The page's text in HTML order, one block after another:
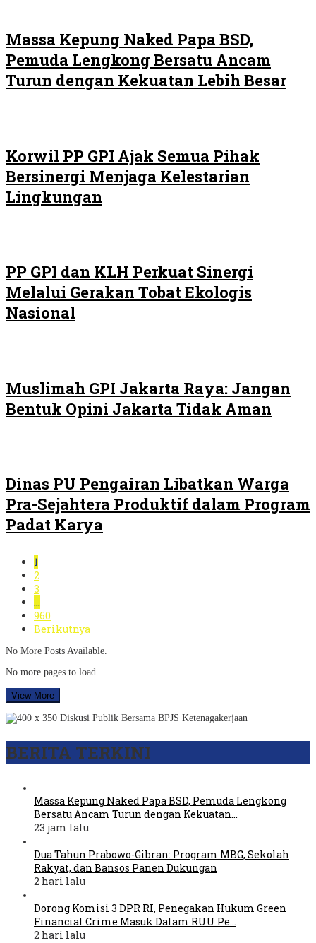
Massa Kepung Naked Papa BSD,
Pemuda Lengkong Bersatu Ancam
Turun dengan Kekuatan Lebih Besar
Korwil PP GPI Ajak Semua Pihak
Bersinergi Menjaga Kelestarian
Lingkungan
PP GPI dan KLH Perkuat Sinergi
Melalui Gerakan Tobat Ekologis
Nasional
Muslimah GPI Jakarta Raya: Jangan
Bentuk Opini Jakarta Tidak Aman
Dinas PU Pengairan Libatkan Warga
Pra-Sejahtera Produktif dalam Program
Padat Karya
1
2
3
…
960
Berikutnya
No More Posts Available.
No more pages to load.
View More
BERITA TERKINI
Massa Kepung Naked Papa BSD, Pemuda Lengkong
Bersatu Ancam Turun dengan Kekuatan…
23 jam lalu
Dua Tahun Prabowo-Gibran: Program MBG, Sekolah
Rakyat, dan Bansos Panen Dukungan
2 hari lalu
Dorong Komisi 3 DPR RI, Penegakan Hukum Green
Financial Crime Masuk Dalam RUU Pe…
2 hari lalu